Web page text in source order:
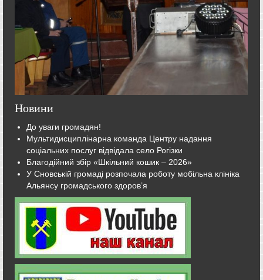
Новини
До уваги громадян!
Мультидисциплінарна команда Центру надання
соціальних послуг відвідала село Рогізки
Благодійний збір «Шкільний кошик – 2026»
У Сновській громаді розпочала роботу мобільна клініка
Альянсу громадського здоров’я